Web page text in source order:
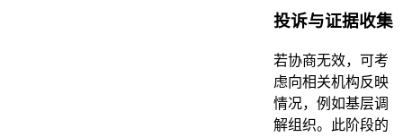
投诉与证据收集
若协商无效，可考
虑向相关机构反映
情况，例如基层调
解组织。此阶段的